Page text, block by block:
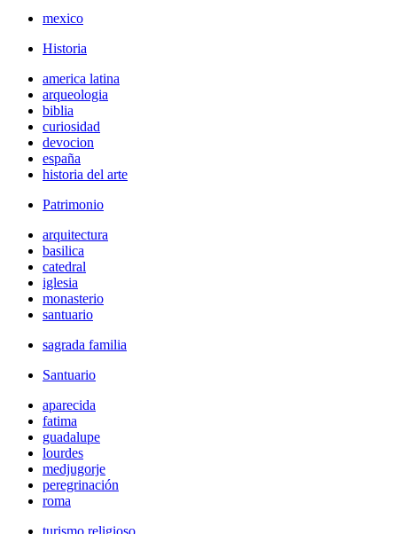
mexico
Historia
america latina
arqueologia
biblia
curiosidad
devocion
españa
historia del arte
Patrimonio
arquitectura
basilica
catedral
iglesia
monasterio
santuario
sagrada familia
Santuario
aparecida
fatima
guadalupe
lourdes
medjugorje
peregrinación
roma
turismo religioso